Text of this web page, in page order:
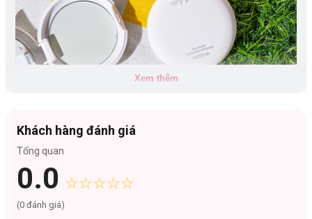
Phân Loại Sản Phẩm:
Translucent: Dễ dùng không kén da, giúp lớp makeup trong trẻo tự
Xem thêm
Khách hàng đánh giá
Tổng quan
0.0 ☆☆☆☆☆
(0 đánh giá)